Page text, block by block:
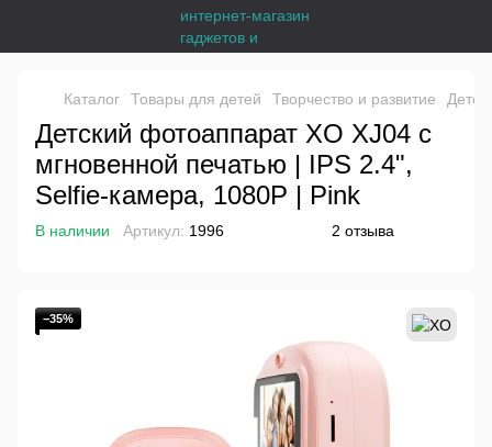
Каталог Товары для детей Творчество и развитие
Детский фотоаппарат XO XJ04 с
мгновенной печатью | IPS 2.4",
Selfie-камера, 1080P | Pink
В наличии Артикул: 1996 2 отзыва
−35%